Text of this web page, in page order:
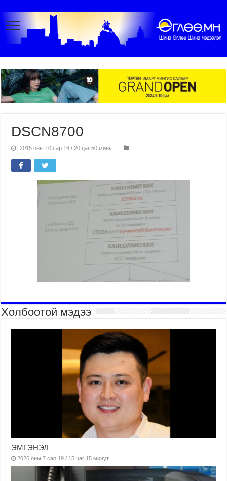
DSCN8700
2015 оны 10 сар 16 / 20 цаг 50 минут
Холбоотой мэдээ
ЭМГЭНЭЛ
2026 оны 7 сар 19 / 15 цаг 15 минут